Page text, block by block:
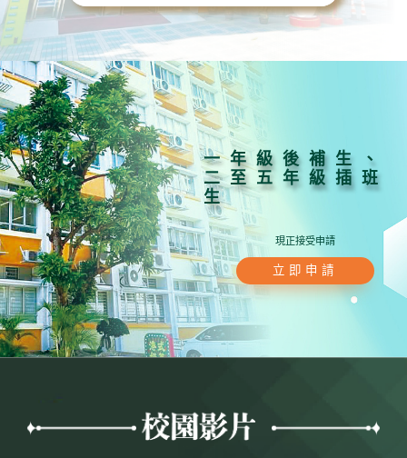
一年級後補生、
二至五年級插班
生
現正接受申請
立即申請